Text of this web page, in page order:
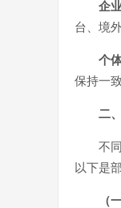
企
台、境
个
保持一
二
不
以下是
（